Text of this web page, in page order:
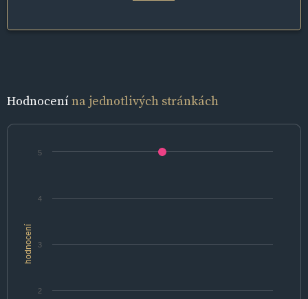
Hodnocenína jednotlivých stránkách
hodnocení
2
3
4
5